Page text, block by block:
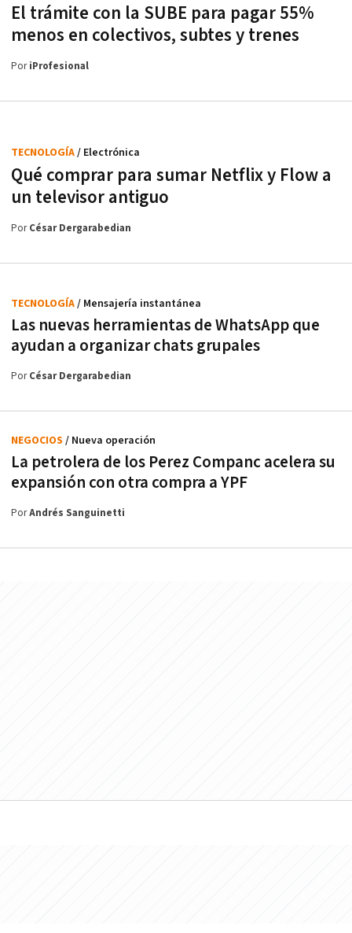
El trámite con la SUBE para pagar 55%
menos en colectivos, subtes y trenes
PoriProfesional
Qué comprar para sumar Netflix y Flow a
un televisor antiguo
TECNOLOGÍA/ Electrónica
PorCésar Dergarabedian
Las nuevas herramientas de WhatsApp que
ayudan a organizar chats grupales
TECNOLOGÍA/ Mensajería instantánea
PorCésar Dergarabedian
La petrolera de los Perez Companc acelera su
expansión con otra compra a YPF
NEGOCIOS / Nueva operación
PorAndrés Sanguinetti